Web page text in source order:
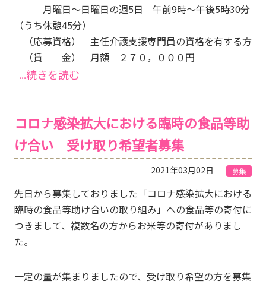
月曜日～日曜日の週5日 午前9時～午後5時30分
（うち休憩45分）
（応募資格） 主任介護支援専門員の資格を有する方
（賃 金） 月額 ２７０，０００円
...続きを読む
コロナ感染拡大における臨時の食品等助
け合い 受け取り希望者募集
2021年03月02日 募集
先日から募集しておりました「コロナ感染拡大における
臨時の食品等助け合いの取り組み」への食品等の寄付に
つきまして、複数名の方からお米等の寄付がありまし
た。
一定の量が集まりましたので、受け取り希望の方を募集